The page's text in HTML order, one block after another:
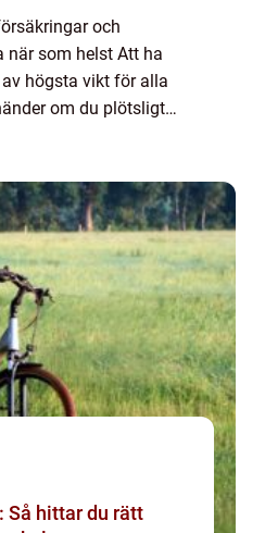
och
när som helst Att ha
högsta vikt för alla
om du plötsligt
Så hittar du rätt